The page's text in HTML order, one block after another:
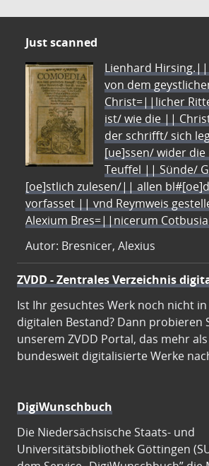
Just scanned
Lienhard Hirsing.||
von dem
Christ=||licher
ist/ wie die ||
der schrifft/ sich
[ue]ssen/ wider
Teuffel || Sünde/
[oe]stlich zulesen/|| allen
vorfasset || vnd Reymweis
Alexium Bres=||nicerum
Autor: Bresnicer, Alexius
ZVDD - Zentrales Verzeichnis
Ist Ihr gesuchtes Werk noch nicht
digitalen Bestand? Dann probieren
unserem ZVDD Portal, das mehr
bundesweit digitalisierte Werke
DigiWunschbuch
Die Niedersächsische Staats- und
Universitätsbibliothek Göttingen